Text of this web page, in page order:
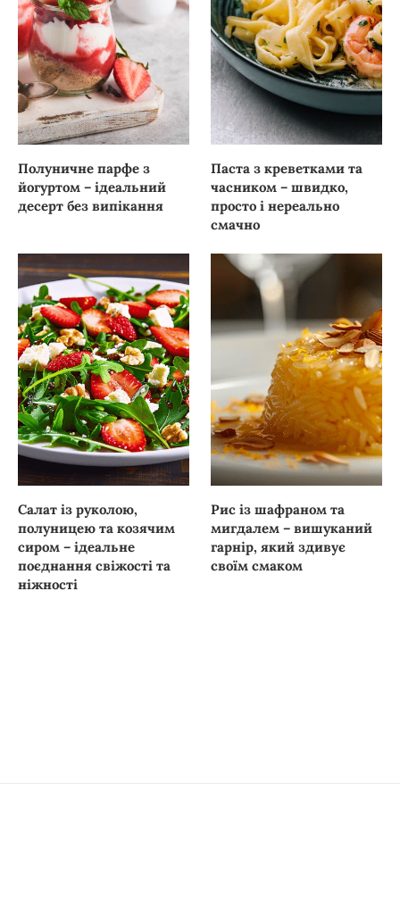
Полуничне парфе з
йогуртом – ідеальний
десерт без випікання
Паста з креветками та
часником – швидко,
просто і нереально
смачно
Салат із руколою,
полуницею та козячим
сиром – ідеальне
поєднання свіжості та
ніжності
Рис із шафраном та
мигдалем – вишуканий
гарнір, який здивує
своїм смаком